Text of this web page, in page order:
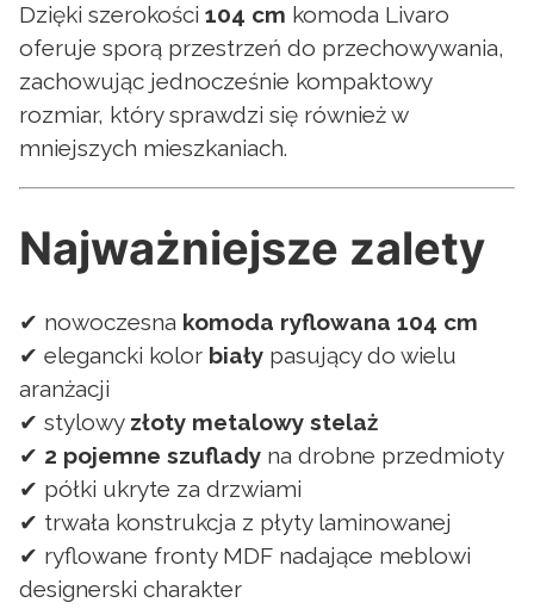
Dzięki szerokości 104 cm komoda Livaro
oferuje sporą przestrzeń do przechowywania,
zachowując jednocześnie kompaktowy
rozmiar, który sprawdzi się również w
mniejszych mieszkaniach.
Najważniejsze zalety
✔ nowoczesna komoda ryflowana 104 cm
✔ elegancki kolor biały pasujący do wielu
aranżacji
✔ stylowy złoty metalowy stelaż
✔ 2 pojemne szuflady na drobne przedmioty
✔ półki ukryte za drzwiami
✔ trwała konstrukcja z płyty laminowanej
✔ ryflowane fronty MDF nadające meblowi
designerski charakter